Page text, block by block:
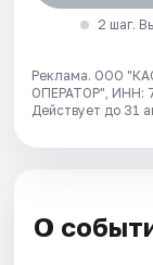
2 шаг.
Реклама. ООО
ОПЕРАТОР", ИНН:
Действует до 31
О